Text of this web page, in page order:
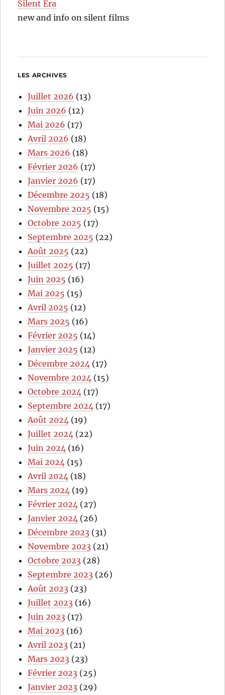
Silent Era
new and info on silent films
LES ARCHIVES
Juillet 2026 (13)
Juin 2026 (12)
Mai 2026 (17)
Avril 2026 (18)
Mars 2026 (18)
Février 2026 (17)
Janvier 2026 (17)
Décembre 2025 (18)
Novembre 2025 (15)
Octobre 2025 (17)
Septembre 2025 (22)
Août 2025 (22)
Juillet 2025 (17)
Juin 2025 (16)
Mai 2025 (15)
Avril 2025 (12)
Mars 2025 (16)
Février 2025 (14)
Janvier 2025 (12)
Décembre 2024 (17)
Novembre 2024 (15)
Octobre 2024 (17)
Septembre 2024 (17)
Août 2024 (19)
Juillet 2024 (22)
Juin 2024 (16)
Mai 2024 (15)
Avril 2024 (18)
Mars 2024 (19)
Février 2024 (27)
Janvier 2024 (26)
Décembre 2023 (31)
Novembre 2023 (21)
Octobre 2023 (28)
Septembre 2023 (26)
Août 2023 (23)
Juillet 2023 (16)
Juin 2023 (17)
Mai 2023 (16)
Avril 2023 (21)
Mars 2023 (23)
Février 2023 (25)
Janvier 2023 (29)